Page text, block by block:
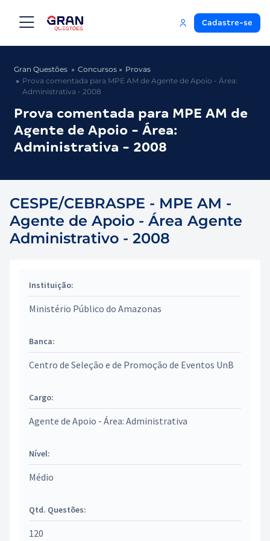
Cadastre-se
Gran Questões Concursos
Provas
Prova comentada para MPE AM de Agente de Apoio - Área:
Administrativa - 2008
Prova comentada para MPE AM de
Agente de Apoio - Área:
Administrativa - 2008
CESPE/CEBRASPE - MPE AM -
Agente de Apoio - Área Agente
Administrativo - 2008
Instituição:
Ministério Público do Amazonas
Banca:
Centro de Seleção e de Promoção de Eventos UnB
Cargo:
Agente de Apoio - Área: Administrativa
Nível:
Médio
Qtd. Questões:
120